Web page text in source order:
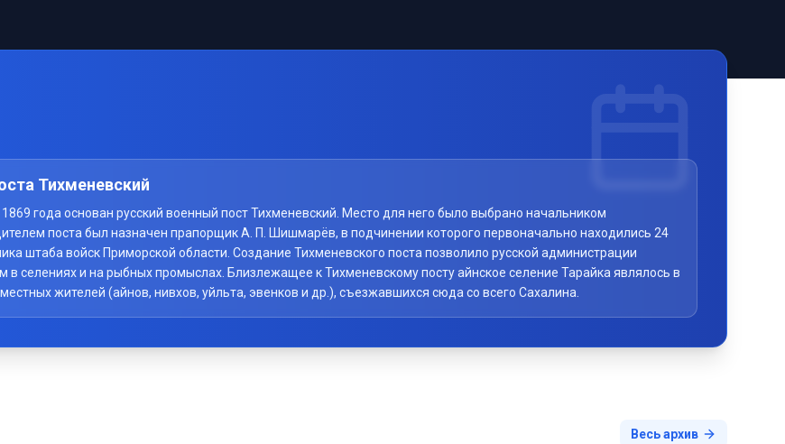
Тихменевский
года основан русский военный пост Тихменевский. Место для него было выбрано начальником
поста был назначен прапорщик А. П. Шишмарёв, в подчинении которого первоначально находились 24
штаба войск Приморской области. Создание Тихменевского поста позволило русской администрации
селениях и на рыбных промыслах. Близлежащее к Тихменевскому посту айнское селение Тарайка являлось в
жителей (айнов, нивхов, уйльта, эвенков и др.), съезжавшихся сюда со всего Сахалина.
Весь архив